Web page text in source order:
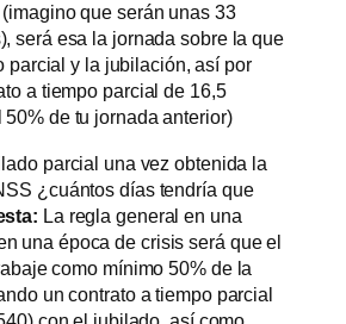
que serán unas 33
será esa la jornada sobre la que
parcial y la jubilación, así por
a tiempo parcial de 16,5
50% de tu jornada anterior)
parcial una vez obtenida la
¿cuántos días tendría que
La regla general en una
una época de crisis será que el
como mínimo 50% de la
un contrato a tiempo parcial